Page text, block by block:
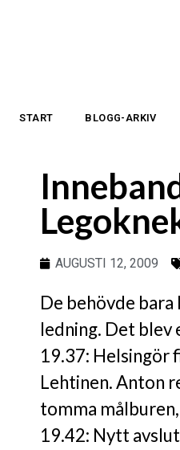
START BLOGG-ARKIV
AUGUSTI 12, 2009
De behövde
ledning. Det blev
19.37: Helsingör
Lehtinen. Anton
tomma
19.42: Nytt